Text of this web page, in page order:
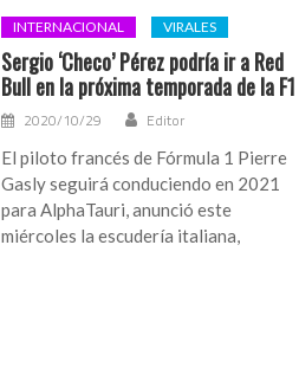
INTERNACIONAL VIRALES
Sergio ‘Checo’ Pérez podría ir a Red
Bull en la próxima temporada de la F1
2020/10/29 Editor
El piloto francés de Fórmula 1 Pierre
Gasly seguirá conduciendo en 2021
para AlphaTauri, anunció este
miércoles la escudería italiana,